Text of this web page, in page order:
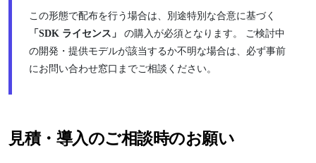
この形態で配布を行う場合は、別途特別な合意に基づく
「SDK ライセンス」
の購入が必須となります。 ご検討中
の開発・提供モデルが該当するか不明な場合は、必ず事前
にお問い合わせ窓口までご相談ください。
見積・導入のご相談時のお願い